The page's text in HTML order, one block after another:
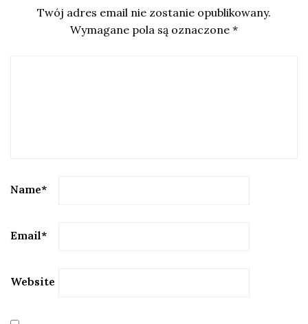
Twój adres email nie zostanie opublikowany.
Wymagane pola są oznaczone *
Name*
Email*
Website